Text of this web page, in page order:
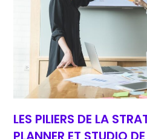
LES PILIERS DE LA